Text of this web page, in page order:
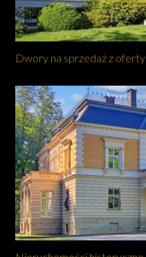
Dwory na sprzedaż z